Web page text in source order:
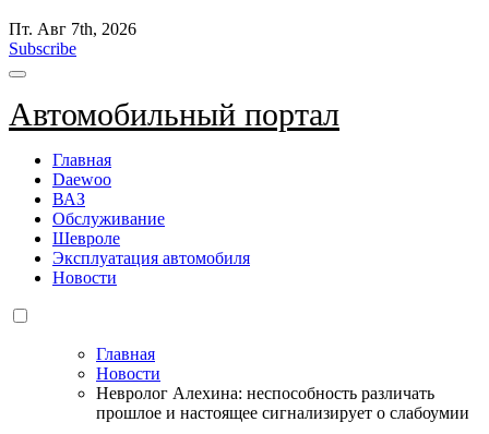
Пт. Авг 7th, 2026
Subscribe
Автомобильный портал
Главная
Daewoo
ВАЗ
Обслуживание
Шевроле
Эксплуатация автомобиля
Новости
Главная
Новости
Невролог Алехина: неспособность различать
прошлое и настоящее сигнализирует о слабоумии